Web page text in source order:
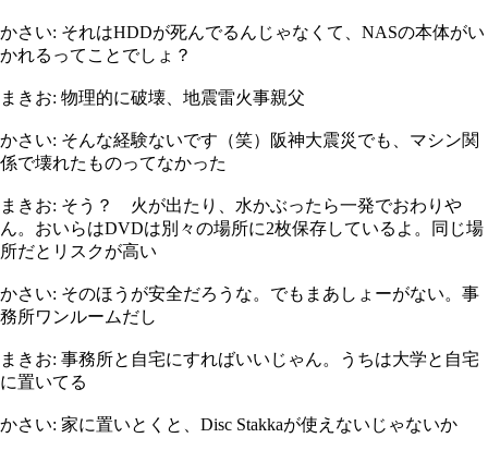
かさい: それはHDDが死んでるんじゃなくて、NASの本体がい
かれるってことでしょ？
まきお: 物理的に破壊、地震雷火事親父
かさい: そんな経験ないです（笑）阪神大震災でも、マシン関
係で壊れたものってなかった
まきお: そう？ 火が出たり、水かぶったら一発でおわりや
ん。おいらはDVDは別々の場所に2枚保存しているよ。同じ場
所だとリスクが高い
かさい: そのほうが安全だろうな。でもまあしょーがない。事
務所ワンルームだし
まきお: 事務所と自宅にすればいいじゃん。うちは大学と自宅
に置いてる
かさい: 家に置いとくと、Disc Stakkaが使えないじゃないか